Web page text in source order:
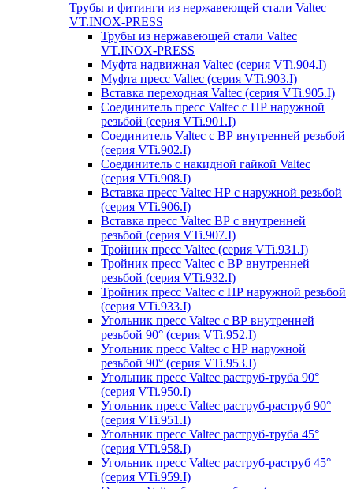
Трубы и фитинги из нержавеющей стали Valtec
VT.INOX-PRESS
Трубы из нержавеющей стали Valtec
VT.INOX-PRESS
Муфта надвижная Valtec (серия VTi.904.I)
Муфта пресс Valtec (серия VTi.903.I)
Вставка переходная Valtec (серия VTi.905.I)
Соединитель пресс Valtec с НР наружной
резьбой (серия VTi.901.I)
Соединитель Valtec с ВР внутренней резьбой
(серия VTi.902.I)
Соединитель с накидной гайкой Valtec
(серия VTi.908.I)
Вставка пресс Valtec НР с наружной резьбой
(серия VTi.906.I)
Вставка пресс Valtec ВР с внутренней
резьбой (серия VTi.907.I)
Тройник пресс Valtec (серия VTi.931.I)
Тройник пресс Valtec с ВР внутренней
резьбой (серия VTi.932.I)
Тройник пресс Valtec с НР наружной резьбой
(серия VTi.933.I)
Угольник пресс Valtec с ВР внутренней
резьбой 90° (серия VTi.952.I)
Угольник пресс Valtec с НР наружной
резьбой 90° (серия VTi.953.I)
Угольник пресс Valtec раструб-труба 90°
(серия VTi.950.I)
Угольник пресс Valtec раструб-раструб 90°
(серия VTi.951.I)
Угольник пресс Valtec раструб-труба 45°
(серия VTi.958.I)
Угольник пресс Valtec раструб-раструб 45°
(серия VTi.959.I)